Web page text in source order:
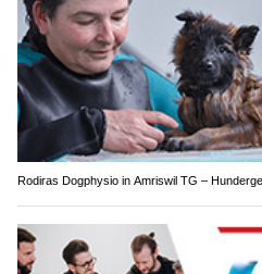
Rodiras Dogphysio in Amriswil TG –